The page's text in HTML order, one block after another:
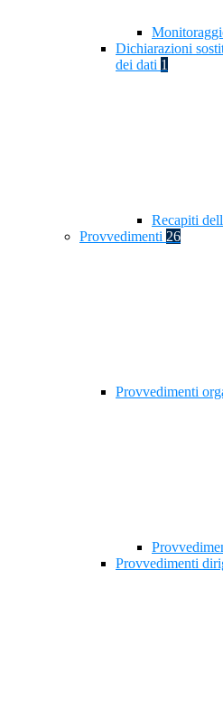
Dichiarazioni
dei dati 1
Recapiti
Provvedimenti 26
Provvedimenti
Provvedimenti